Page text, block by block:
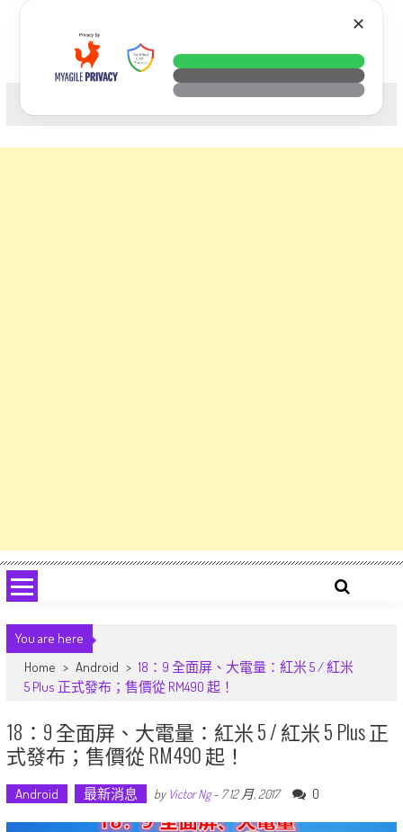
科技. 生活. 攝影.
You are here
Home > Android > 18：9 全面屏、大電量：紅米 5 / 紅米
5 Plus 正式發布；售價從 RM490 起！
18：9 全面屏、大電量：紅米 5 / 紅米 5 Plus 正
式發布；售價從 RM490 起！
Android 最新消息 by Victor Ng- 7 12 月, 2017 0
✕